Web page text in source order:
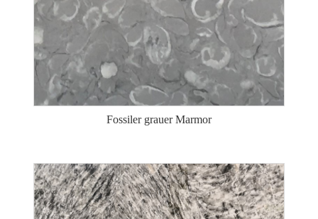
Fossiler grauer Marmor